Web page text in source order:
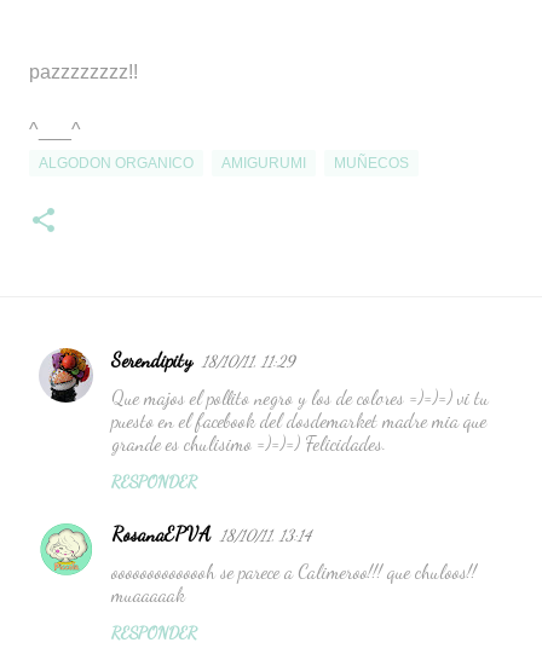
pazzzzzzzz!!
^___^
ALGODON ORGANICO AMIGURUMI MUÑECOS
C
t
Serendipity 18/10/11, 11:29
Que majos el pollito negro y los de colores =)=)=) vi tu
puesto en el facebook del dosdemarket madre mia que
grande es chulisimo =)=)=) Felicidades.
RESPONDER
RosanaEPVA 18/10/11, 13:14
oooooooooooooh se parece a Calimeroo!!! que chuloos!!
muaaaaak
RESPONDER